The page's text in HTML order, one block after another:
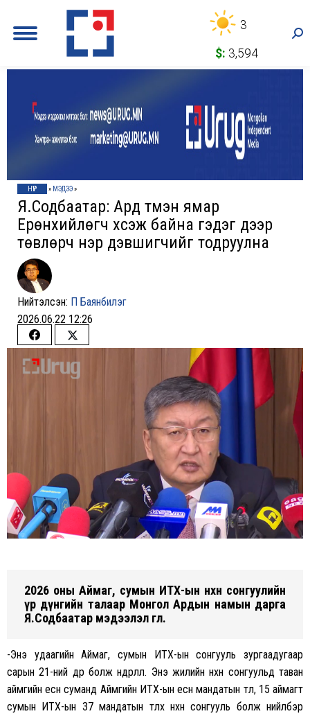
3
$: 3,594
НҮҮР » МЭДЭЭ»
Я.Содбаатар: Ард түмэн ямар
Ерөнхийлөгч хүсэж байна гэдэг дээр
төвлөрч нэр дэвшигчийг тодруулна
Нийтэлсэн: П Баянбилэг
2026.06.22 12:26
Share
on
Share
on
2026 оны Аймаг, сумын ИТХ-ын нөхөн сонгуулийн
үр дүнгийн талаар Монгол Ардын намын дарга
Я.Содбаатар мэдээлэл өглөө.
-Энэ удаагийн Аймаг, сумын ИТХ-ын сонгууль зургаадугаар
сарын 21-ний өдөр болж өндөрлөлөө. Энэ жилийн нөхөн сонгуульд таван
аймгийн есөн суманд Аймгийн ИТХ-ын есөн мандатын төлөө, 15 аймагт
сумын ИТХ-ын 37 мандатын төлөөх нөхөн сонгууль болж нийлбэр